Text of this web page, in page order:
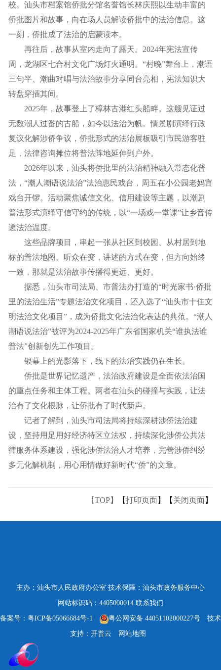
校。汕头市档案馆侨批分馆名誉馆长林庆熙以生动丰富的
侨批图片和故事，向在场人员解读侨批中的法治信息。这
一刻，侨批成了法治的启蒙读本。
再往后，故事从室内走向了露天。2024年宪法宣传
周，龙湖区七合村文化广场灯火通明。“村晚”舞台上，潮语
三句半、潮曲对唱与法治故事分享同台亮相，宪法知识大
转盘穿插其间。
2025年，故事登上了樟林古港红头船畔。这艘见证过
无数潮人过番的古船，如今以法治为帆。情景剧演绎行政
复议化解涉侨争议，侨批形式的法治展板吸引市民游客驻
足，法律咨询摊位将普法阵地延伸到户外。
2026年以来，汕头将侨批里的法治精神融入常态化普
法，“潮人潮语说法治”法治惠民戏台，周五在小公园老妈宫
戏台开锣。活动聚焦诚信文化、信用建设等主题，以潮剧
普法形式演绎守信守约的传统，以“一场戏一堂课”让乡音传
递法治温度。
这些品牌项目，串起一张从社区到校园、从村居到地
标的普法地图。听众在变，讲述的方式在变，但方向始终
一致，那就是法治故事传播得更远、更好。
据悉，汕头市司法局、市普法办打造的“时光家书·侨批
里的法治生活”专题法治文化项目，还入选了“汕头市十佳文
明法治文化项目”，成为侨批文化法治化表达的典范。“潮人
潮语说法治”被评为2024-2025年广东省国家机关“谁执法谁
普法”创新创先工作项目。
银幕上的光影落下，线下的法治实践仍在生长。
侨批是世界记忆遗产，法治政府建设是全面依法治国
的重点任务和主体工程。两者在汕头的碰撞与实践，让法
治有了文化根脉，让侨批有了时代新声。
记者了解到，汕头市司法局将持续深耕涉侨法治建
设，坚持用足用好经济特区立法权，持续深化涉侨公共法
律服务体系建设，强化涉侨法治人才培养，完善涉侨纠纷
多元化解机制，用心用情做好新时代“侨”的文章。
【TOP】 【打印页面】【 关闭页面】
主办：汕头市人民政府办公室 技术保障：汕头市政务服务中心
网站标识码：4405000014 联系我们
备案号：粤ICP备05066684号-1 粤公网安备 44051102000227号 技术
支持：开普云 网站地图